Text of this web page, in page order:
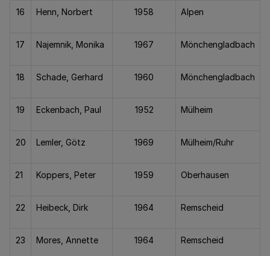
16 Henn, Norbert 1958 Alpen
17 Najemnik, Monika 1967 Mönchengladbach
18 Schade, Gerhard 1960 Mönchengladbach
19 Eckenbach, Paul 1952 Mülheim
20 Lemler, Götz 1969 Mülheim/Ruhr
21 Koppers, Peter 1959 Oberhausen
22 Heibeck, Dirk 1964 Remscheid
23 Mores, Annette 1964 Remscheid